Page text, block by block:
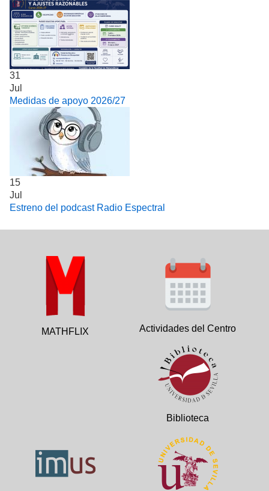
31
Jul
Medidas de apoyo 2026/27
15
Jul
Estreno del podcast Radio Espectral
MATHFLIX Actividades del Centro
Biblioteca